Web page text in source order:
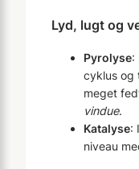
Lyd, lugt og
Pyrolyse:
cyklus og
meget
vindue.
Katalyse:
niveau